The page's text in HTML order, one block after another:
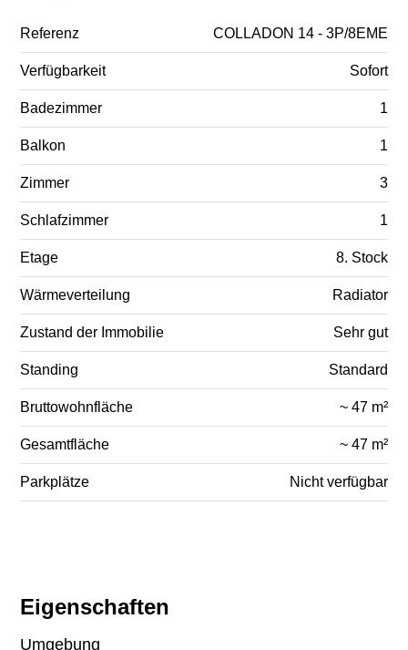
Eigenschaften
Umgebung
Referenz COLLADON 14 - 3P/8EME
Verfügbarkeit Sofort
Badezimmer 1
Balkon 1
Zimmer 3
Schlafzimmer 1
Etage 8. Stock
Wärmeverteilung Radiator
Zustand der Immobilie Sehr gut
Standing Standard
Bruttowohnfläche ~ 47 m²
Gesamtfläche ~ 47 m²
Parkplätze Nicht verfügbar